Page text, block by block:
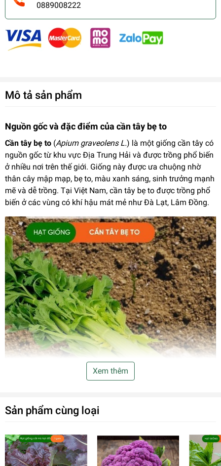
0889008222
Mô tả sản phẩm
Nguồn gốc và đặc điểm của cần tây bẹ to
Cần tây bẹ to (Apium graveolens L.) là một giống cần tây có
nguồn gốc từ khu vực Địa Trung Hải và được trồng phổ biến
ở nhiều nơi trên thế giới. Giống này được ưa chuộng nhờ
thân cây mập mạp, bẹ to, màu xanh sáng, sinh trưởng mạnh
mẽ và dễ trồng. Tại Việt Nam, cần tây bẹ to được trồng phổ
biến ở các vùng có khí hậu mát mẻ như Đà Lạt, Lâm Đồng.
Công dụng của cần tây bẹ to
Xem thêm
Sản phẩm cùng loại